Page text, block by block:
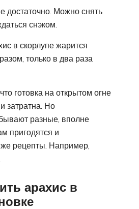
достаточно. Можно снять
снэком.
в скорлупе жарится
только в два раза
готовка на открытом огне
затратна. Но
разные, вполне
пригодятся и
рецепты. Например,
арахис в